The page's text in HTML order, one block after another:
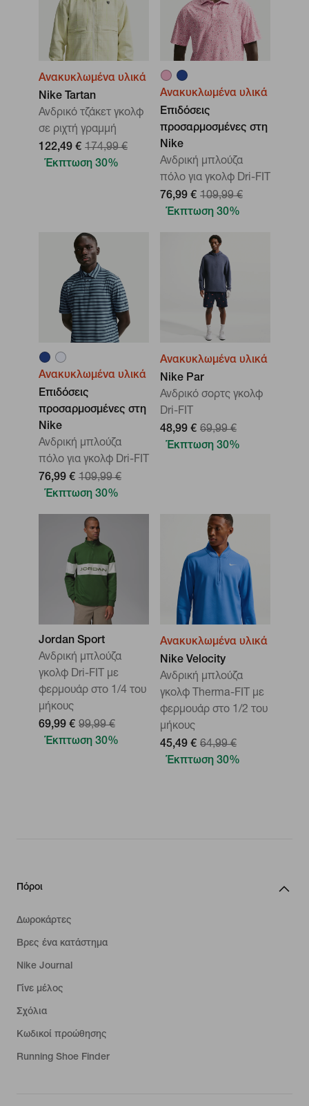
Ανακυκλωμένα υλικά
Nike Tartan
Ανδρικό τζάκετ γκολφ
σε ριχτή γραμμή
122,49 € 174,99 €
Έκπτωση 30%
Ανακυκλωμένα υλικά
Επιδόσεις
προσαρμοσμένες στη
Nike
Ανδρική μπλούζα
πόλο για γκολφ Dri-FIT
76,99 € 109,99 €
Έκπτωση 30%
Ανακυκλωμένα υλικά
Επιδόσεις
προσαρμοσμένες στη
Nike
Ανδρική μπλούζα
πόλο για γκολφ Dri-FIT
76,99 € 109,99 €
Έκπτωση 30%
Ανακυκλωμένα υλικά
Nike Par
Ανδρικό σορτς γκολφ
Dri-FIT
48,99 € 69,99 €
Έκπτωση 30%
Jordan Sport
Ανδρική μπλούζα
γκολφ Dri-FIT με
φερμουάρ στο 1/4 του
μήκους
69,99 € 99,99 €
Έκπτωση 30%
Ανακυκλωμένα υλικά
Nike Velocity
Ανδρική μπλούζα
γκολφ Therma-FIT με
φερμουάρ στο 1/2 του
μήκους
45,49 € 64,99 €
Έκπτωση 30%
Πόροι
Δωροκάρτες
Βρες ένα κατάστημα
Nike Journal
Γίνε μέλος
Σχόλια
Κωδικοί προώθησης
Running Shoe Finder